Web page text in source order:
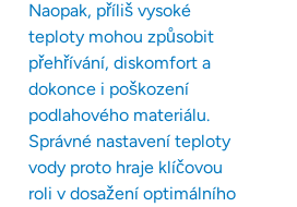
Naopak, příliš vysoké
teploty mohou způsobit
přehřívání, diskomfort a
dokonce i poškození
podlahového materiálu.
Správné nastavení teploty
vody proto hraje klíčovou
roli v dosažení optimálního